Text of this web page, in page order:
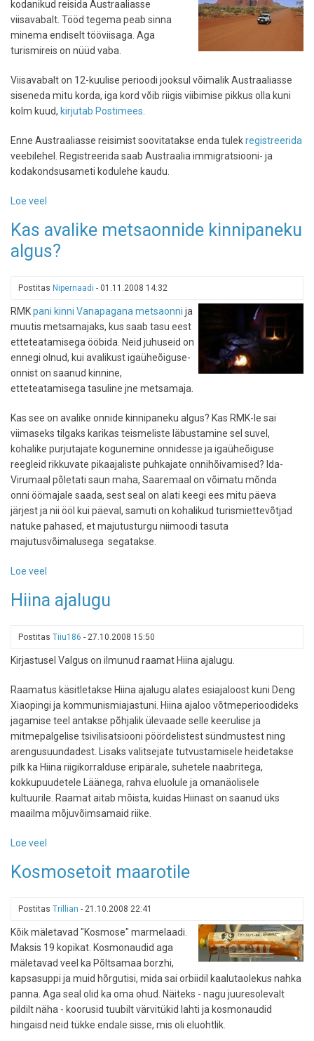
kodanikud reisida Austraaliasse
viisavabalt. Tööd tegema peab sinna
minema endiselt tööviisaga. Aga
turismireis on nüüd vaba.
Viisavabalt on 12-kuulise perioodi jooksul võimalik Austraaliasse
siseneda mitu korda, iga kord võib riigis viibimise pikkus olla kuni
kolm kuud, kirjutab Postimees.
Enne Austraaliasse reisimist soovitatakse enda tulekregistreerida
veebilehel. Registreerida saab Austraalia immigratsiooni- ja
kodakondsusameti kodulehe kaudu.
Loe veel
sai
viisavabaks
Kas avalike metsaonnide kinnipaneku
algus?
Postitas Nipernaadi - 01.11.2008 14:32
RMKpani kinni Vanapagana metsaonni ja
muutis metsamajaks, kus saab tasu eest
etteteatamisega ööbida. Neid juhuseid on
ennegi olnud, kui avalikust igaüheõiguse-
onnist on saanud kinnine,
etteteatamisega tasuline jne metsamaja.
Kas see on avalike onnide kinnipaneku algus? Kas RMK-le sai
viimaseks tilgaks karikas teismeliste läbustamine sel suvel,
kohalike purjutajate kogunemine onnidesse ja igaüheõiguse
reegleid rikkuvate pikaajaliste puhkajate onnihõivamised? Ida-
Virumaal põletati saun maha, Saaremaal on võimatu mõnda
onni öömajale saada, sest seal on alati keegi ees mitu päeva
järjest ja nii ööl kui päeval, samuti on kohalikud turismiettevõtjad
natuke pahased, et majutusturgu niimoodi tasuta
majutusvõimalusega segatakse.
Loe veel
avalike
kinnipaneku
Hiina ajalugu
Postitas Tiiu186 - 27.10.2008 15:50
Kirjastusel Valgus on ilmunud raamat Hiina ajalugu.
Raamatus käsitletakse Hiina ajalugu alates esiajaloost kuni Deng
Xiaopingi ja kommunismiajastuni. Hiina ajaloo võtmeperioodideks
jagamise teel antakse põhjalik ülevaade selle keerulise ja
mitmepalgelise tsivilisatsiooni pöördelistest sündmustest ning
arengusuundadest. Lisaks valitsejate tutvustamisele heidetakse
pilk ka Hiina riigikorralduse eripärale, suhetele naabritega,
kokkupuudetele Läänega, rahva eluolule ja omanäolisele
kultuurile. Raamat aitab mõista, kuidas Hiinast on saanud üks
maailma mõjuvõimsamaid riike.
Loe veel
ajalugu
Kosmosetoit maarotile
Postitas Trillian - 21.10.2008 22:41
Kõik mäletavad "Kosmose" marmelaadi.
Maksis 19 kopikat. Kosmonaudid aga
mäletavad veel ka Põltsamaa borzhi,
kapsasuppi ja muid hõrgutisi, mida sai orbiidil kaalutaolekus nahka
panna. Aga seal olid ka oma ohud. Näiteks - nagu juuresolevalt
pildilt näha - koorusid tuubilt värvitükid lahti ja kosmonaudid
hingaisd neid tükke endale sisse, mis oli eluohtlik.